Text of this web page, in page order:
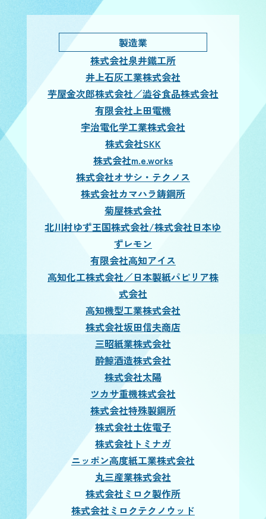
製造業
株式会社泉井鐵工所
井上石灰工業株式会社
芋屋金次郎株式会社／澁谷食品株式会社
有限会社上田電機
宇治電化学工業株式会社
株式会社SKK
株式会社m.e.works
株式会社オサシ・テクノス
株式会社カマハラ鋳鋼所
菊屋株式会社
北川村ゆず王国株式会社/株式会社日本ゆ
ずレモン
有限会社高知アイス
高知化工株式会社／日本製紙パピリア株
式会社
高知機型工業株式会社
株式会社坂田信夫商店
三昭紙業株式会社
酔鯨酒造株式会社
株式会社太陽
ツカサ重機株式会社
株式会社特殊製鋼所
株式会社土佐電子
株式会社トミナガ
ニッポン高度紙工業株式会社
丸三産業株式会社
株式会社ミロク製作所
株式会社ミロクテクノウッド